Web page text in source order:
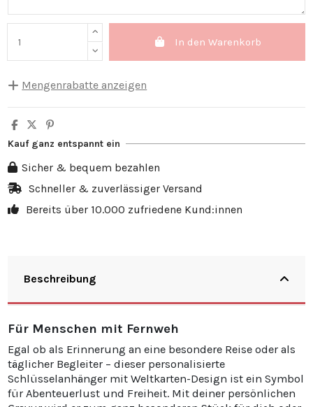
In den Warenkorb
Mengenrabatte anzeigen
Menge Rabatt auf Stückzahl
Sie sparen
10
20
25%
30
30% 62,91 €
Kauf ganz entspannt ein
Sicher & bequem bezahlen
Schneller & zuverlässiger Versand
Bereits über 10.000 zufriedene Kund:innen
Beschreibung
Für Menschen mit Fernweh
Egal ob als Erinnerung an eine besondere Reise oder als
täglicher Begleiter – dieser personalisierte
Schlüsselanhänger mit Weltkarten-Design ist ein Symbol
für Abenteuerlust und Freiheit. Mit deiner persönlichen